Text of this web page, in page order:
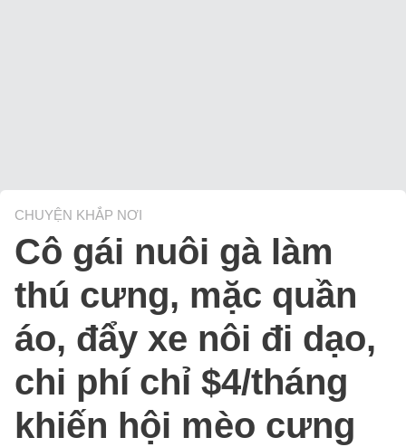
CHUYỆN KHẮP NƠI
Cô gái nuôi gà làm
thú cưng, mặc quần
áo, đẩy xe nôi đi dạo,
chi phí chỉ $4/tháng
khiến hội mèo cưng